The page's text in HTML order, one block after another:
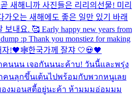
새해니까 사진들은 리리의선물! 미리
가오는 새해에도 좋은 일만 있기 바래
보내요. 🥰 Early happy new years from
:p Thank you monstiez for making
자!🖤🕸️한국가께 잘쟈 🤍💀🖤
นนน เจอกันนนะค้าบ! วันนี้และพรุ่ง
นลุกขึ้นเต้นไปพร้อมกับพวกหนูเลย
องมอนสตี้อยู่นะค้า ห้ามมมอ่อมมม